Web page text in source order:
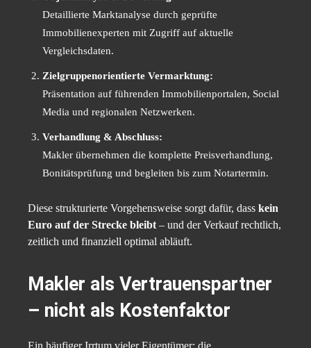
Detaillierte Marktanalyse durch geprüfte
Immobilienexperten mit Zugriff auf aktuelle
Vergleichsdaten.
Zielgruppenorientierte Vermarktung:
Präsentation auf führenden Immobilienportalen, Social
Media und regionalen Netzwerken.
Verhandlung & Abschluss:
Makler übernehmen die komplette Preisverhandlung,
Bonitätsprüfung und begleiten bis zum Notartermin.
Diese strukturierte Vorgehensweise sorgt dafür, dass kein
Euro auf der Strecke bleibt – und der Verkauf rechtlich,
zeitlich und finanziell optimal abläuft.
Makler als Vertrauenspartner
– nicht als Kostenfaktor
Ein häufiger Irrtum vieler Eigentümer: die